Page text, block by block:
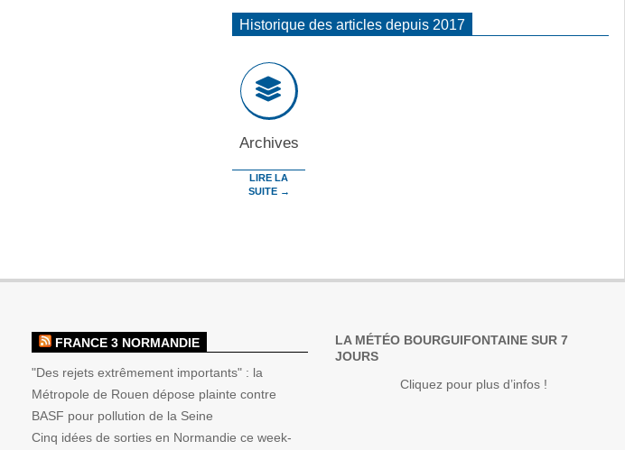
Historique des articles depuis 2017
Archives
LIRE LA
SUITE →
FRANCE 3 NORMANDIE
"Des rejets extrêmement importants" : la
Métropole de Rouen dépose plainte contre
BASF pour pollution de la Seine
Cinq idées de sorties en Normandie ce week-
LA MÉTÉO BOURGUIFONTAINE SUR 7
JOURS
Cliquez pour plus d’infos !